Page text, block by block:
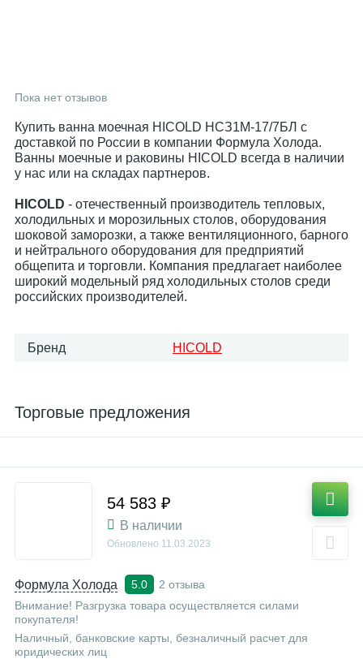
Пока нет отзывов
Купить ванна моечная HICOLD НСЗ1М-17/7БЛ с
доставкой по России в компании Формула Холода.
Ванны моечные и раковины HICOLD всегда в наличии
у нас или на складах партнеров.
HICOLD - отечественный производитель тепловых,
холодильных и морозильных столов, оборудования
шоковой заморозки, а также вентиляционного, барного
и нейтрального оборудования для предприятий
общепита и торговли. Компания предлагает наиболее
широкий модельный ряд холодильных столов среди
российских производителей.
Бренд HICOLD
Торговые предложения
Формула Холода 5.0
2 отзыва
Внимание! Разгрузка товара осуществляется силами
покупателя!
Наличный, банковские карты, безналичный расчет для
юридических лиц
54 583 ₽
В наличии
Обновлено 11.03.2023